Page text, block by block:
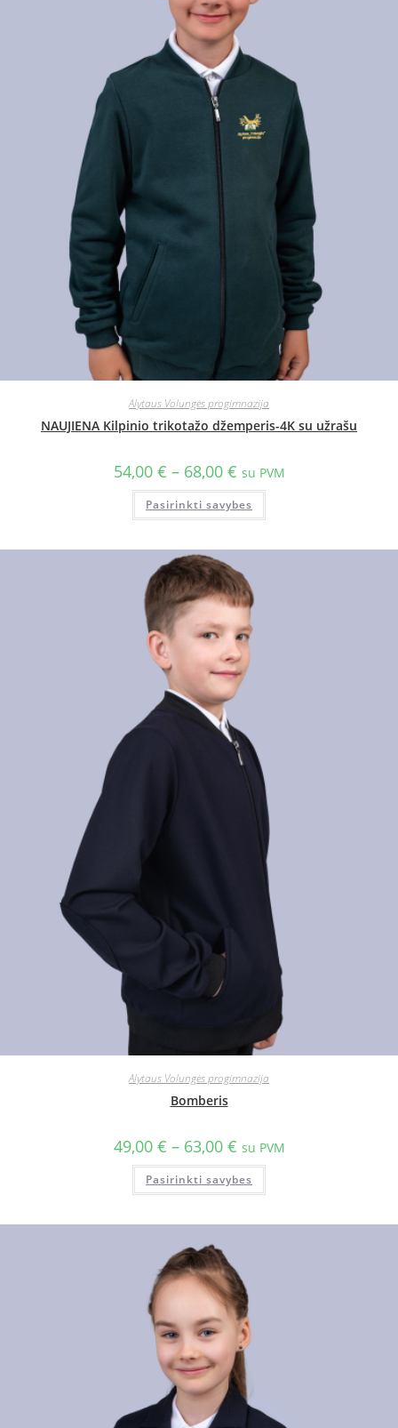
Alytaus Volungės progimnazija
NAUJIENA Kilpinio trikotažo džemperis-4K su užrašu
54,00 € – 68,00 € su PVM
Pasirinkti savybes
Alytaus Volungės progimnazija
Bomberis
49,00 € – 63,00 € su PVM
Pasirinkti savybes